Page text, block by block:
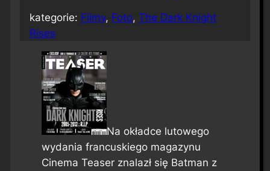
kategorie: Filmy, Foto, The Dark Knight
Rises
Na okładce lutowego
wydania francuskiego magazynu
Cinema Teaserznalazł się Batman z